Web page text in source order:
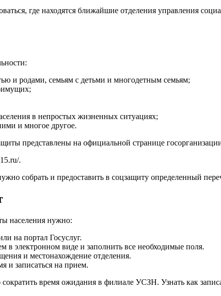
где находятся ближайшие отделения управления
и родами, семьям с детьми и многодетным семьям;
в непростых жизненных ситуациях;
и многое другое.
представлены на официальной странице
.
собрать и предоставить в соцзащиту определенный
населения нужно:
на портал Госуслуг.
в электронном виде и заполнить все необходимые поля.
и местонахождение отделения.
и записаться на прием.
время ожидания в филиале УСЗН. Узнать как